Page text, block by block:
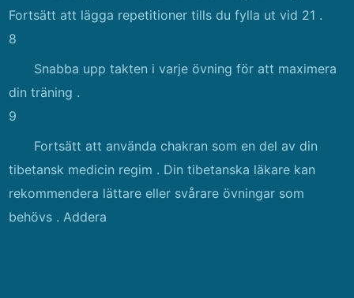
Fortsätt att lägga repetitioner tills du fylla ut vid 21 .
8
Snabba upp takten i varje övning för att maximera
din träning .
9
Fortsätt att använda chakran som en del av din
tibetansk medicin regim . Din tibetanska läkare kan
rekommendera lättare eller svårare övningar som
behövs . Addera